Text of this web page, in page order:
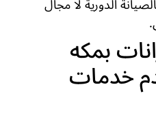
بمكه
خدمات